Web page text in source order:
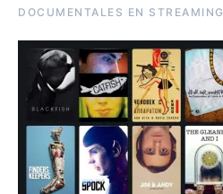
DOCUMENTALES EN STREAMING